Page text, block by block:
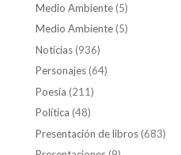
Medio Ambiente(5)
Medio Ambiente(5)
Noticias(936)
Personajes(64)
Poesía (211)
Política (48)
Presentación de libros(683)